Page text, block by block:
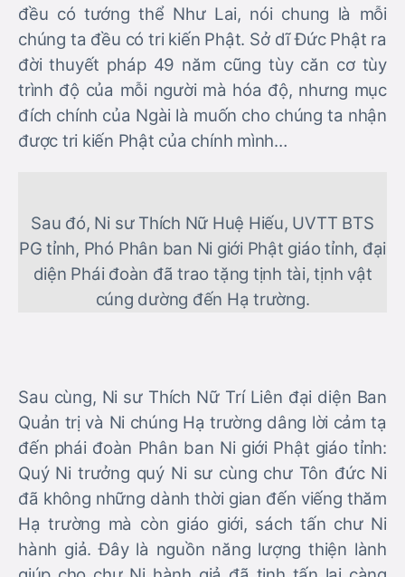
đều có tướng thể Như Lai, nói chung là mỗi
chúng ta đều có tri kiến Phật. Sở dĩ Đức Phật ra
đời thuyết pháp 49 năm cũng tùy căn cơ tùy
trình độ của mỗi người mà hóa độ, nhưng mục
đích chính của Ngài là muốn cho chúng ta nhận
được tri kiến Phật của chính mình…
Sau đó, Ni sư Thích Nữ Huệ Hiếu, UVTT BTS
PG tỉnh, Phó Phân ban Ni giới Phật giáo tỉnh, đại
diện Phái đoàn đã trao tặng tịnh tài, tịnh vật
cúng dường đến Hạ trường.
Sau cùng, Ni sư Thích Nữ Trí Liên đại diện Ban
Quản trị và Ni chúng Hạ trường dâng lời cảm tạ
đến phái đoàn Phân ban Ni giới Phật giáo tỉnh:
Quý Ni trưởng quý Ni sư cùng chư Tôn đức Ni
đã không những dành thời gian đến viếng thăm
Hạ trường mà còn giáo giới, sách tấn chư Ni
hành giả. Đây là nguồn năng lượng thiện lành